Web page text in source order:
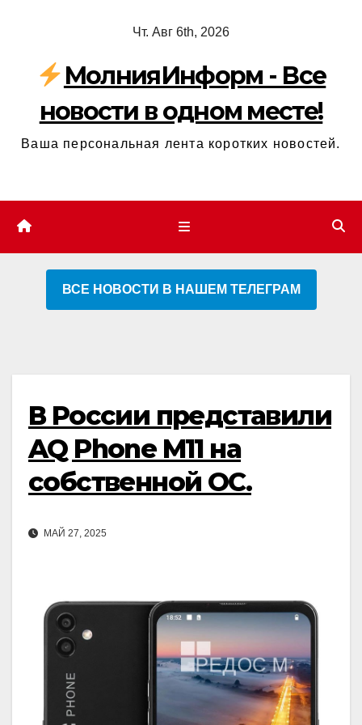
содержимому
Чт. Авг 6th, 2026
МолнияИнформ - Все
новости в одном месте!
Ваша персональная лента коротких новостей.
ВСЕ НОВОСТИ В НАШЕМ ТЕЛЕГРАМ
В России представили
AQ Phone M11 на
собственной ОС.
МАЙ 27, 2025